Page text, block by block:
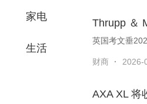
家电
生活
Thrupp ＆
财商 · 2026-
AXA XL 将